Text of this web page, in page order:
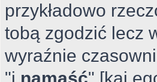
przykładowo
tobą zgodzić lecz
wyraźnie